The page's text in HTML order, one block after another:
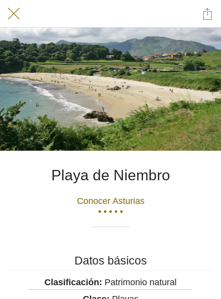
Playa de Niembro
Conocer Asturias
• • • • •
Datos básicos
Clasificación: Patrimonio natural